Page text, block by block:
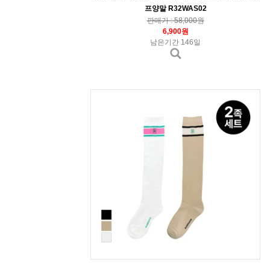
프양말 R32WAS02
판매가 : 58,000원
6,900원
남은기간 146일